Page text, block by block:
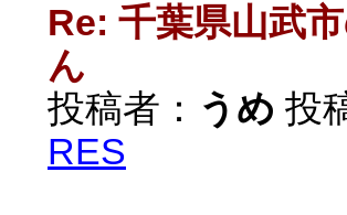
Re: 千葉県山武
ん
投稿者： うめ 投
RES